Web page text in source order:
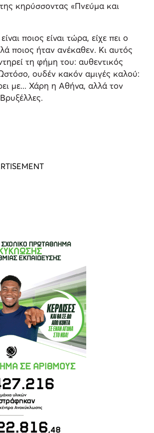
κηρύσσοντας «Πνεύμα και
ποιος είναι τώρα, είχε πει ο
ποιος ήταν ανέκαθεν. Κι αυτός
τη φήμη του: αυθεντικός
ουδέν κακόν αμιγές καλού:
με... Χάρη η Αθήνα, αλλά τον